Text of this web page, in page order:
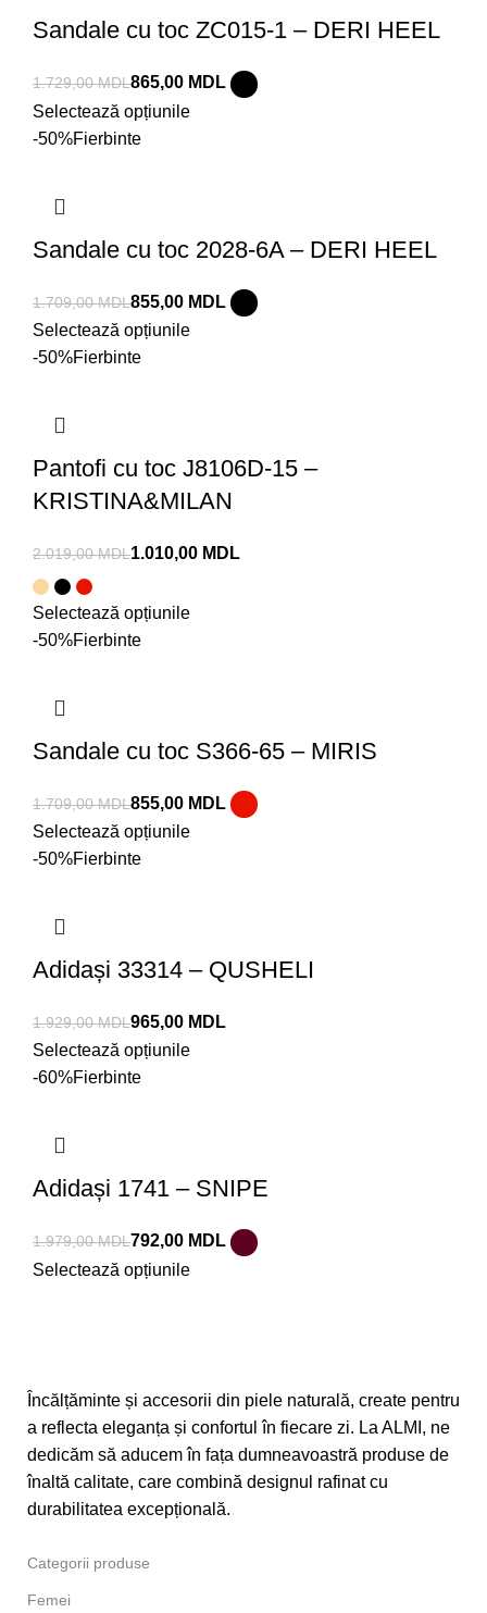
Sandale cu toc ZC015-1 – DERI HEEL
1.729,00MDL865,00 MDL
Selectează opțiunile
-50%Fierbinte
Sandale cu toc 2028-6A – DERI HEEL
1.709,00MDL855,00 MDL
Selectează opțiunile
-50%Fierbinte
Pantofi cu toc J8106D-15 –
KRISTINA&MILAN
2.019,00MDL1.010,00 MDL
Selectează opțiunile
-50%Fierbinte
Sandale cu toc S366-65 – MIRIS
1.709,00MDL855,00 MDL
Selectează opțiunile
-50%Fierbinte
Adidași 33314 – QUSHELI
1.929,00MDL965,00 MDL
Selectează opțiunile
-60%Fierbinte
Adidași 1741 – SNIPE
1.979,00MDL792,00 MDL
Selectează opțiunile
Încălțăminte și accesorii din piele naturală, create pentru
a reflecta eleganța și confortul în fiecare zi. La ALMI, ne
dedicăm să aducem în fața dumneavoastră produse de
înaltă calitate, care combină designul rafinat cu
durabilitatea excepțională.
Categorii produse
Femei